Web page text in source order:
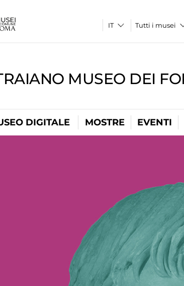
Tutti i musei
MUSEO DEI
DIGITALE MOSTRE EVENTI